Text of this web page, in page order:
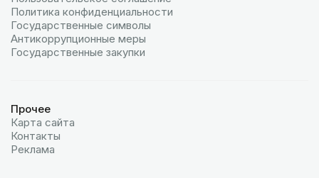
Политика конфиденциальности
Государственные символы
Антикоррупционные меры
Государственные закупки
Прочее
Карта сайта
Контакты
Реклама